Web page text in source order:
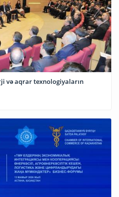
və aqrar texnologiyaların